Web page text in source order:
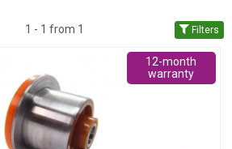
1 - 1 from 1 Filters
12-month
warranty